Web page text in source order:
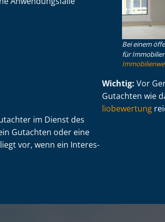
im Dienst des
Gutachten oder eine
vor, wenn ein In­ter­es­
Bei einem
für
Wichtig: Vor
Gutachten wie
lio­be­wer­tung